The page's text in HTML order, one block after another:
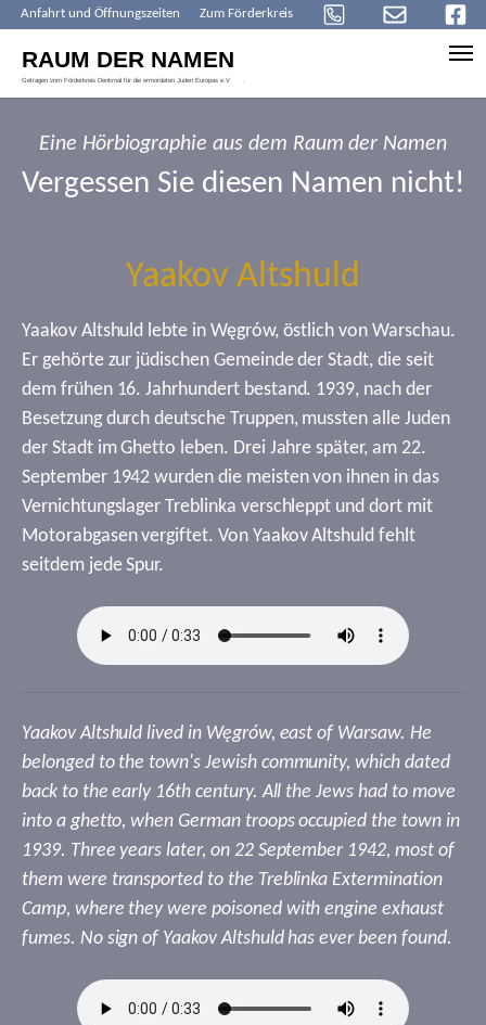
Anfahrt und Öffnungszeiten Zum Förderkreis
Eine Hörbiographie aus dem Raum der Namen
Vergessen Sie diesen Namen nicht!
Yaakov Altshuld
Yaakov Altshuld lebte in Węgrów, östlich von Warschau.
Er gehörte zur jüdischen Gemeinde der Stadt, die seit
dem frühen 16. Jahrhundert bestand. 1939, nach der
Besetzung durch deutsche Truppen, mussten alle Juden
der Stadt im Ghetto leben. Drei Jahre später, am 22.
September 1942 wurden die meisten von ihnen in das
Vernichtungslager Treblinka verschleppt und dort mit
Motorabgasen vergiftet. Von Yaakov Altshuld fehlt
seitdem jede Spur.
Yaakov Altshuld lived in Węgrów, east of Warsaw. He
belonged to the town's Jewish community, which dated
back to the early 16th century. All the Jews had to move
into a ghetto, when German troops occupied the town in
1939. Three years later, on 22 September 1942, most of
them were transported to the Treblinka Extermination
Camp, where they were poisoned with engine exhaust
fumes. No sign of Yaakov Altshuld has ever been found.